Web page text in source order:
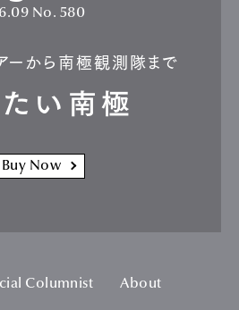
No. 580
ーから南極観測隊まで
い南極
Buy Now
Columnist
About